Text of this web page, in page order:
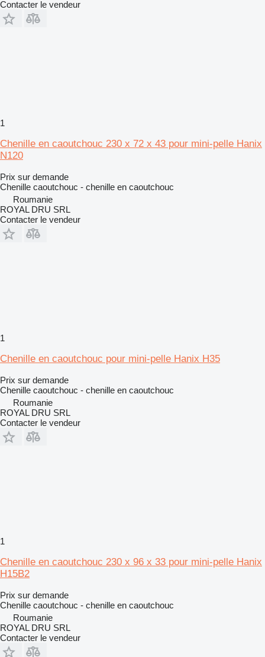
Contacter le vendeur
1
Chenille en caoutchouc 230 x 72 x 43 pour mini-pelle Hanix
N120
Prix sur demande
Chenille caoutchouc - chenille en caoutchouc
Roumanie
ROYAL DRU SRL
Contacter le vendeur
1
Chenille en caoutchouc pour mini-pelle Hanix H35
Prix sur demande
Chenille caoutchouc - chenille en caoutchouc
Roumanie
ROYAL DRU SRL
Contacter le vendeur
1
Chenille en caoutchouc 230 x 96 x 33 pour mini-pelle Hanix
H15B2
Prix sur demande
Chenille caoutchouc - chenille en caoutchouc
Roumanie
ROYAL DRU SRL
Contacter le vendeur